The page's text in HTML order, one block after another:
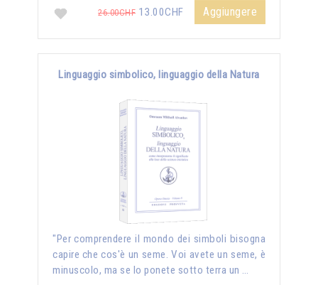
26.00CHF 13.00CHF Aggiungere
Linguaggio simbolico, linguaggio della Natura
"Per comprendere il mondo dei simboli bisogna
capire che cos'è un seme. Voi avete un seme, è
minuscolo, ma se lo ponete sotto terra un …